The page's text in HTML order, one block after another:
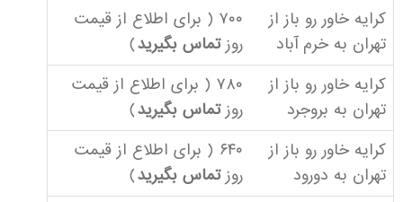
کرایه خاور رو باز از
تهران به خرم آباد
۷۰۰ ( برای اطلاع از قیمت
روزتماس بگیرید)
کرایه خاور رو باز از
تهران به بروجرد
۷۸۰ ( برای اطلاع از قیمت
روزتماس بگیرید)
کرایه خاور رو باز از
تهران به دورود
۶۴۰ ( برای اطلاع از قیمت
روزتماس بگیرید)